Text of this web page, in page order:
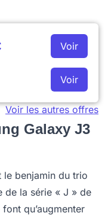
Voir
Voir
Voir les autres offres
Galaxy J3
le benjamin du trio
de la série « J » de
qu’augmenter